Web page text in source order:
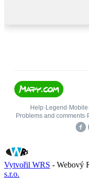
Vytvořil WRS - Webový
s.r.o.